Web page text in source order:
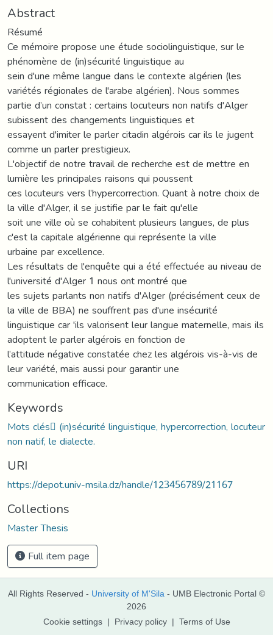
Abstract
Résumé
Ce mémoire propose une étude sociolinguistique, sur le
phénomène de (in)sécurité linguistique au
sein d'une même langue dans le contexte algérien (les
variétés régionales de l'arabe algérien). Nous sommes
partie d’un constat : certains locuteurs non natifs d'Alger
subissent des changements linguistiques et
essayent d'imiter le parler citadin algérois car ils le jugent
comme un parler prestigieux.
L'objectif de notre travail de recherche est de mettre en
lumière les principales raisons qui poussent
ces locuteurs vers l’hypercorrection. Quant à notre choix de
la ville d'Alger, il se justifie par le fait qu'elle
soit une ville où se cohabitent plusieurs langues, de plus
c'est la capitale algérienne qui représente la ville
urbaine par excellence.
Les résultats de l'enquête qui a été effectuée au niveau de
l'université d'Alger 1 nous ont montré que
les sujets parlants non natifs d'Alger (précisément ceux de
la ville de BBA) ne souffrent pas d'une insécurité
linguistique car 'ils valorisent leur langue maternelle, mais ils
adoptent le parler algérois en fonction de
l’attitude négative constatée chez les algérois vis-à-vis de
leur variété, mais aussi pour garantir une
communication efficace.
Keywords
Mots clés (in)sécurité linguistique, hypercorrection, locuteur
non natif, le dialecte.
URI
https://depot.univ-msila.dz/handle/123456789/21167
Collections
Master Thesis
Full item page
All Rights Reserved - University of M'Sila - UMB Electronic Portal ©
2026
Cookie settings | Privacy policy | Terms of Use